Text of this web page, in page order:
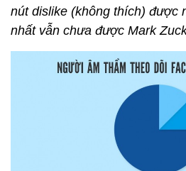
nút dislike (không thích) được
nhất vẫn chưa được Mark